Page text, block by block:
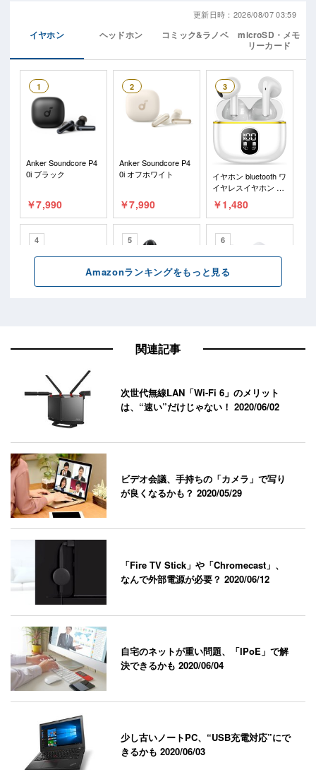
関連記事
次世代無線LAN「Wi-Fi 6」のメリット
は、“速い”だけじゃない！2020/06/02
ビデオ会議、手持ちの「カメラ」で写り
が良くなるかも？2020/05/29
「Fire TV Stick」や「Chromecast」、
なんで外部電源が必要？2020/06/12
自宅のネットが重い問題、「IPoE」で解
決できるかも2020/06/04
少し古いノートPC、“USB充電対応”にで
きるかも2020/06/03